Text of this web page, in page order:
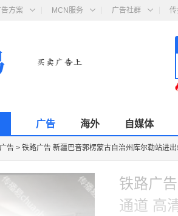
告方案 MCN服务 广告社群 传
广告 海外 自媒体
告 > 铁路广告 新疆巴音郭楞蒙古自治州库尔勒站进
铁路广
通道 高